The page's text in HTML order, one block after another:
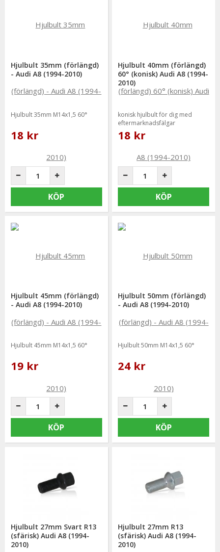
Hjulbult 35mm (förlängd)
- Audi A8 (1994-2010)
Hjulbult 35mm M14x1,5 60°
18 kr
KÖP
Hjulbult 40mm (förlängd)
60° (konisk) Audi A8 (1994-
2010)
konisk hjulbult för dig med
eftermarknadsfälgar
18 kr
KÖP
Hjulbult 45mm (förlängd)
- Audi A8 (1994-2010)
Hjulbult 45mm M14x1,5 60°
19 kr
KÖP
Hjulbult 50mm (förlängd)
- Audi A8 (1994-2010)
Hjulbult 50mm M14x1,5 60°
24 kr
KÖP
Hjulbult 27mm Svart R13
(sfärisk) Audi A8 (1994-
2010)
Hjulbult 27mm R13
(sfärisk) Audi A8 (1994-
2010)